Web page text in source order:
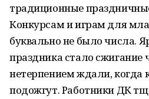
традиционные
Конкурсам и играм для
буквально не было числа.
праздника стало сжигание
нетерпением ждали, когда
подожгут. Работники ДК